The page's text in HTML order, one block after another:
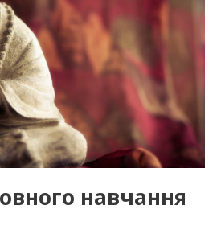
навчання